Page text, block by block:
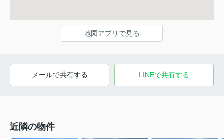
地図アプリで見る
メールで共有する LINEで共有する
近隣の物件